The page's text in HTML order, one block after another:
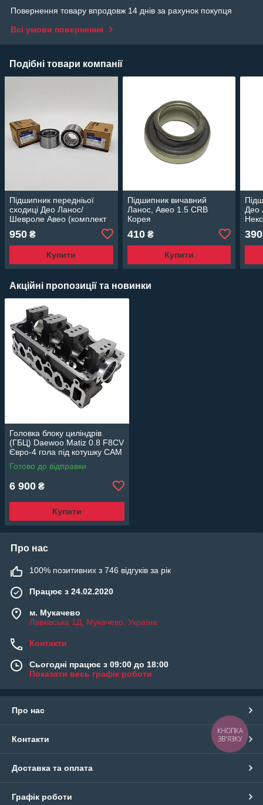
Повернення товару впродовж 14 днів за рахунок покупця
Всі умови повернення
Подібні товари компанії
Підшипник передніьої
сходиці Део Ланос/
Шевроле Авео (комплект
950 ₴
Купити
Підшипник вичавний
Ланос, Авео 1.5 CRB
Корея
410₴
Купити
Део
390
Акційні пропозиції та новинки
Головка блоку циліндрів
(ГБЦ) Daewoo Matiz 0.8 F8CV
Євро-4 гола під котушку CAM
96659547 відновлює
компресію
Готово до відправки
6 900 ₴
Купити
Про нас
100% позитивних з 746 відгуків за рік
Працює з 24.02.2020
м. Мукачево
Лавківська 1Д, Мукачево, Україна
Контакти
Сьогодні працює з 09:00 до 18:00
Показати весь графік роботи
Про нас
Контакти
Доставка та оплата
Графік роботи
КНОПКА
ЗВ'ЯЗКУ